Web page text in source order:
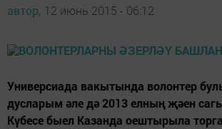
автор, 12 июнь 2015 - 06:12
Универсиада вакытында волонтер
дусларым әле дә 2013 елның җәен
Күбесе быел Казанда оештырыла